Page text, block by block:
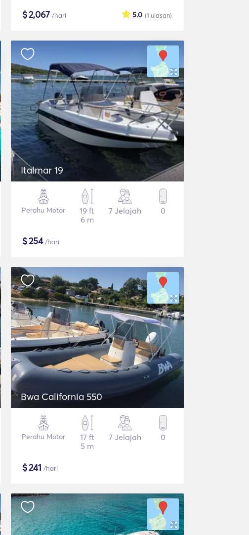
$2,067 /hari (1 ulasan)
5.0
Italmar 19
Perahu Motor
19 ft
6 m
7 Jelajah 0
$254/hari
Bwa California 550
Perahu Motor
17 ft
5 m
7 Jelajah 0
$241 /hari